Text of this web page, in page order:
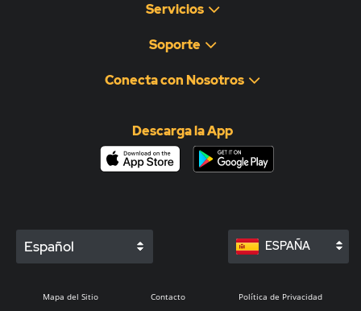
Servicios
Soporte
Conecta con Nosotros
Descarga la App
Español ESPAÑA
Mapa del Sitio Contacto Política de Privacidad